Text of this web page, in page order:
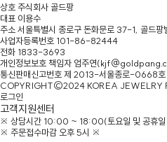
상호주식회사 골드팡
대표 이용수
주소서울특별시 종로구 돈화문로 37-1, 골드팡
사업자등록번호 101-86-82444
전화 1833-3693
개인정보보호 책임자 엄주연
통신판매신고번호제 2013-서울종로-0668호
COPYRIGHT©2024 KOREA JEWELRY
로그인
고객지원센터
※ 상담시간 10:00 ~ 18:00(토요일 및 공휴일
※ 주문접수마감 오후 5시 ※